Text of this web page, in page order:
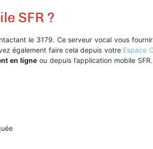
SFR ?
le 3179. Ce serveur vocal vous
également faire cela depuis votre Espace
en ligneou depuis l’application mobile